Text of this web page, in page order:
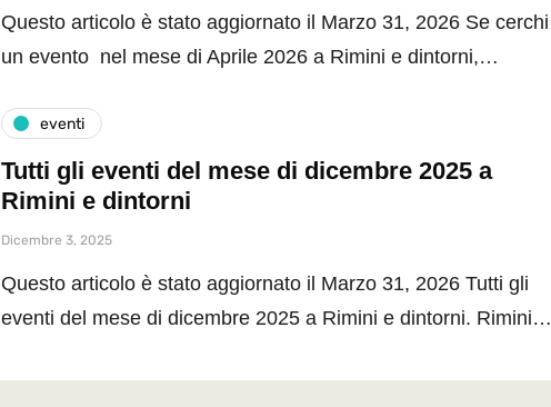
Questo articolo è stato aggiornato il Marzo 31, 2026 Se cerchi
un evento nel mese di Aprile 2026 a Rimini e dintorni,…
eventi
Tutti gli eventi del mese di dicembre 2025 a
Rimini e dintorni
Dicembre 3, 2025
Questo articolo è stato aggiornato il Marzo 31, 2026 Tutti gli
eventi del mese di dicembre 2025 a Rimini e dintorni. Rimini…